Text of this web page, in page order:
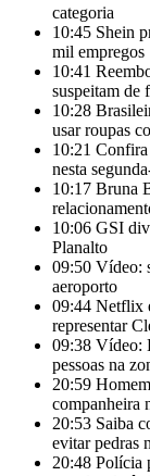
categoria
10:45 Shein
mil empregos
10:41
suspeitam de
10:28
usar roupas
10:21 Confira
nesta
10:17 Bruna
10:06 GSI
Planalto
09:50 Vídeo:
aeroporto
09:44 Netflix
representar
09:38 Vídeo:
pessoas na
20:59
companheira
20:53 Saiba
evitar pedras
20:48 Polícia